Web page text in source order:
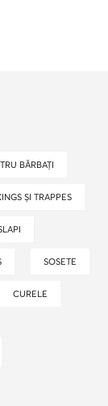
BĂRBAȚI
ȘI TRAPPES
SLAPI
SOSETE
CURELE